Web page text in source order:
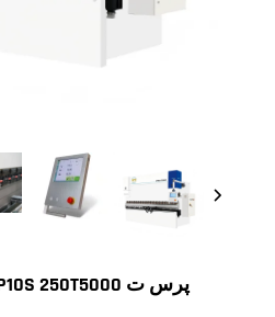
پرس ت Brake NC PSN TP10S 250T5000